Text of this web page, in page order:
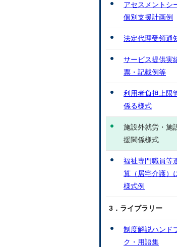
アセスメントシ
個別支援計画例
法定代理受領通
サービス提供実
票・記載例等
利用者負担上限
係る様式
施設外就労・施
援関係様式
福祉専門職員等
算（居宅介護）
様式例
3．ライブラリー
制度解説ハンド
ク・用語集